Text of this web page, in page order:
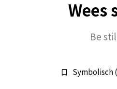
Wees
Be
bookmark_border Symbolisch